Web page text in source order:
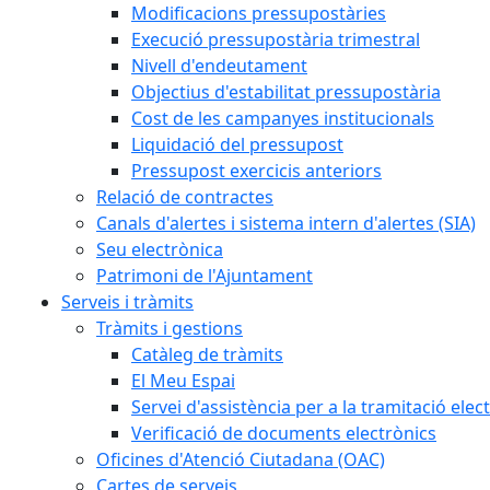
Modificacions pressupostàries
Execució pressupostària trimestral
Nivell d'endeutament
Objectius d'estabilitat pressupostària
Cost de les campanyes institucionals
Liquidació del pressupost
Pressupost exercicis anteriors
Relació de contractes
Canals d'alertes i sistema intern d'alertes (SIA)
Seu electrònica
Patrimoni de l'Ajuntament
Serveis i tràmits
Tràmits i gestions
Catàleg de tràmits
El Meu Espai
Servei d'assistència per a la tramitació
Verificació de documents electrònics
Oficines d'Atenció Ciutadana (OAC)